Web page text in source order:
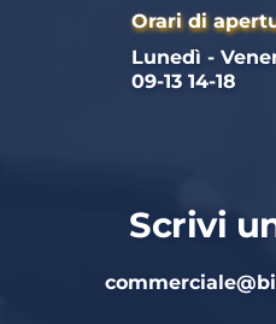
Orari di
Lunedì -
09-13 14-18
Scrivi
commerciale